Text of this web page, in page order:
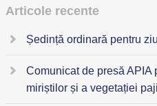
Articole recente
Ședință ordinară pentru
Comunicat de presă APIA
miriștilor și a vegetației